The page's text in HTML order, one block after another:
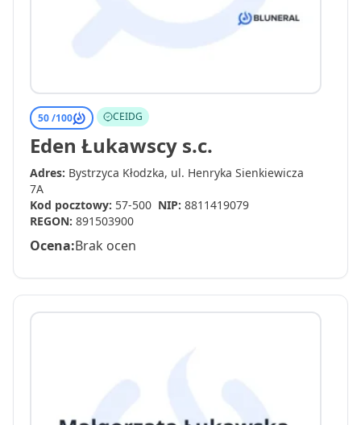
50 /100 CEIDG
Eden Łukawscy s.c.
Adres: Bystrzyca Kłodzka, ul. Henryka Sienkiewicza
7A
Kod pocztowy: 57-500 NIP: 8811419079
REGON: 891503900
Ocena:Brak ocen